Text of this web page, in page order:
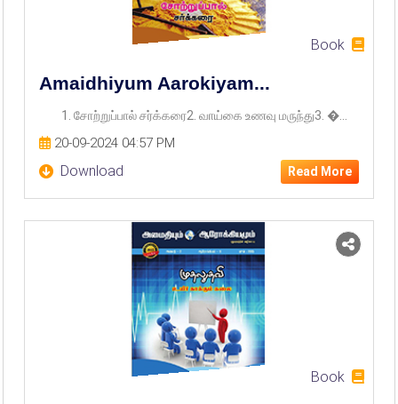
Book
Amaidhiyum Aarokiyam...
1. சோற்றுப்பால் சர்க்கரை2. வாய்கை உணவு மருந்து3. �...
20-09-2024 04:57 PM
Download Read More
Book